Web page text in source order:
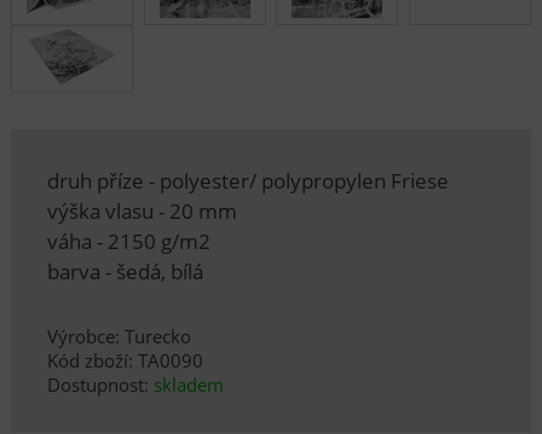
druh příze - polyester/ polypropylen Friese
výška vlasu - 20 mm
váha - 2150 g/m2
barva - šedá, bílá
Výrobce: Turecko
Kód zboží: TA0090
Dostupnost: skladem